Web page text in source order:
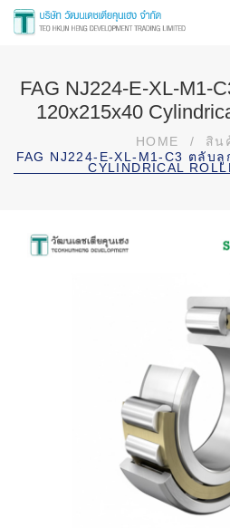
FAG NJ224-E-XL-
120x215x40
HOME / สิน
FAG NJ224-E-XL-M1-C3 ตลับ
CYLINDRICAL